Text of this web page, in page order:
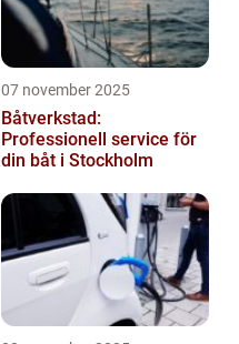
07 november 2025
Båtverkstad:
Professionell service för
din båt i Stockholm